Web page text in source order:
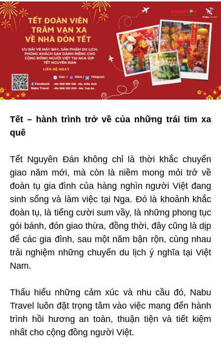
Tết – hành trình trở về của những trái tim xa
quê
Tết Nguyên Đán không chỉ là thời khắc chuyển
giao năm mới, mà còn là niềm mong mỏi trở về
đoàn tụ gia đình của hàng nghìn người Việt đang
sinh sống và làm việc tại Nga. Đó là khoảnh khắc
đoàn tụ, là tiếng cười sum vầy, là những phong tục
gói bánh, đón giao thừa, đồng thời, đây cũng là dịp
để các gia đình, sau một năm bận rộn, cùng nhau
trải nghiệm những chuyến du lịch ý nghĩa tại Việt
Nam.
Thấu hiểu những cảm xúc và nhu cầu đó, Nabu
Travel luôn đặt trọng tâm vào việc mang đến hành
trình hồi hương an toàn, thuận tiện và tiết kiệm
nhất cho cộng đồng người Việt.